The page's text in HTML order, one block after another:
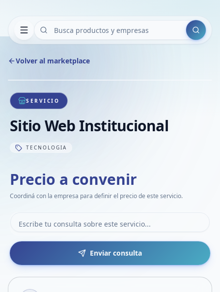
Buscar
Volver al marketplace
1/1
SERVICIO
Sitio Web Institucional
TECNOLOGIA
Precio a convenir
Coordiná con la empresa para definir el precio de este servicio.
Enviar consulta